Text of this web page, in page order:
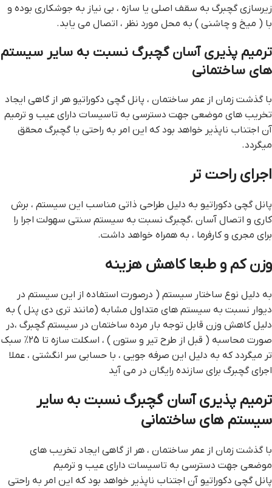
زیرسازی گچبرگ به سقف اصلی یا سازه ، بی نیاز به جوشکاری بوده و
با ( میخ و چاشنی ) به محل مورد نظر ، اتصال می یابد.
ترمیم پذیری آسان گچبرگ نسبت به سایر سیستم
های ساختمانی
با گذشت زمان از عمر ساختمان ، پانل گچی دکوراتیو هر از گاهی ایجاد
تخریب های موضعی جهت دسترسی به تاسیسات دارای عیب و ترمیم
آن اجتناب ناپذیر خواهد بود که این امر به راحتی با گچبرگ محقق
میگردد.
اجرای راحت تر
پانل گچی دکوراتیو به دلیل طراحی ذاتی مناسب این سیستم ، برش
کاری و اتصال آسان ،گچبرگ نسبت به سیستم سنتی سهولت اجرا را
برای مجری و کارفرما ، به همراه خواهد داشت.
وزن كم و طبعا کاهش هزینه
به دلیل نوع ساختار سیستم ( درصورت استفاده از این سیستم در
دیوار نسبت به سیستم های متداول مشابه (مانند تری دی پنل ) به
دلیل کاهش وزن قابل توجه بار مرده ساختمان در سیستم گچبرگ ،در
صورت محاسبه ( قبل از طرح تیر و ستون ) ، اسکلت سازه تا 25% سبک
تر میگردد که به دلیل این صرفه جویی ، با حسابی سر انگشتی ، عملا
اجرای گچبرگ برای سازنده رایگان در می آید
ترمیم پذیری آسان گچبرگ نسبت به سایر
سیستم های ساختمانی
با گذشت زمان از عمر ساختمان ، هر از گاهی ایجاد تخریب های
موضعی جهت دسترسی به تاسیسات دارای عیب و ترمیم
پانل گچی دکوراتیو آن اجتناب ناپذیر خواهد بود که این امر به راحتی